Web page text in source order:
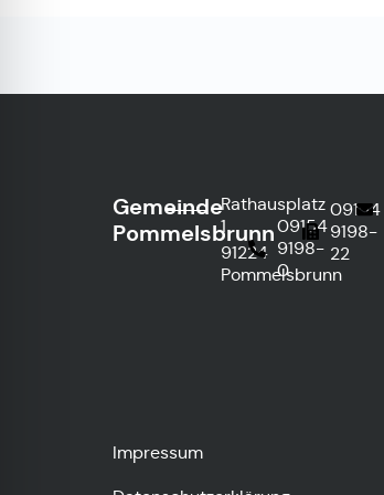
Gemeinde
Pommelsbrunn
Rathausplatz
1
91224
Pommelsbrunn
09154
9198-
0
09154
9198-
22
Impressum